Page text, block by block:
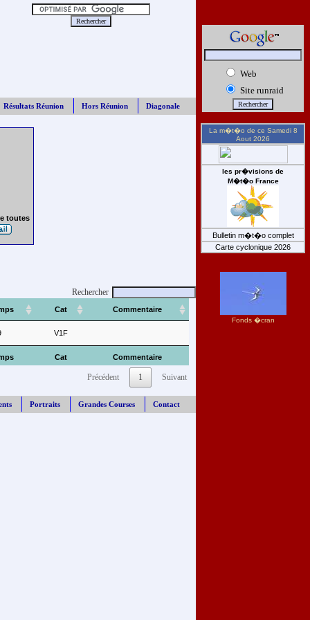
Résultats Réunion Hors Réunion Diagonale
toutes
Rechercher
Cat Commentaire
Cat Commentaire
V1F
Précédent 1 Suivant
Portraits Grandes Courses Contact
Web
Site runraid
La m�t�o de ce Samedi 8
Aout 2026
les pr�visions de
M�t�o France
Bulletin m�t�o complet
Carte cyclonique 2026
Fonds �cran